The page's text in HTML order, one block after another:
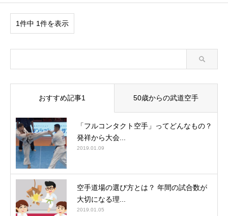
1件中 1件を表示
おすすめ記事1 50歳からの武道空手
「フルコンタクト空手」ってどんなもの？
発祥から大会...
2019.01.09
空手道場の選び方とは？ 年間の試合数が
大切になる理...
2019.01.05